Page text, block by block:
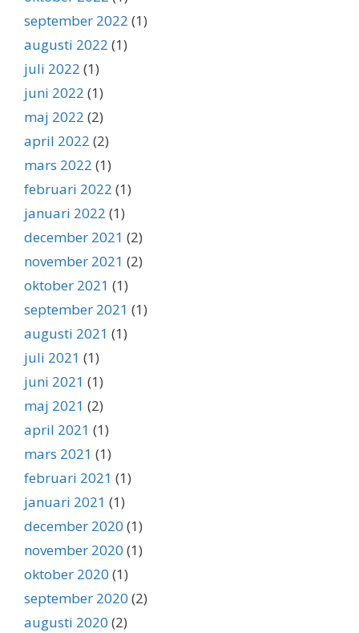
september 2022 (1)
augusti 2022 (1)
juli 2022 (1)
juni 2022 (1)
maj 2022 (2)
april 2022 (2)
mars 2022 (1)
februari 2022 (1)
januari 2022 (1)
december 2021 (2)
november 2021 (2)
oktober 2021 (1)
september 2021 (1)
augusti 2021 (1)
juli 2021 (1)
juni 2021 (1)
maj 2021 (2)
april 2021 (1)
mars 2021 (1)
februari 2021 (1)
januari 2021 (1)
december 2020 (1)
november 2020 (1)
oktober 2020 (1)
september 2020 (2)
augusti 2020 (2)